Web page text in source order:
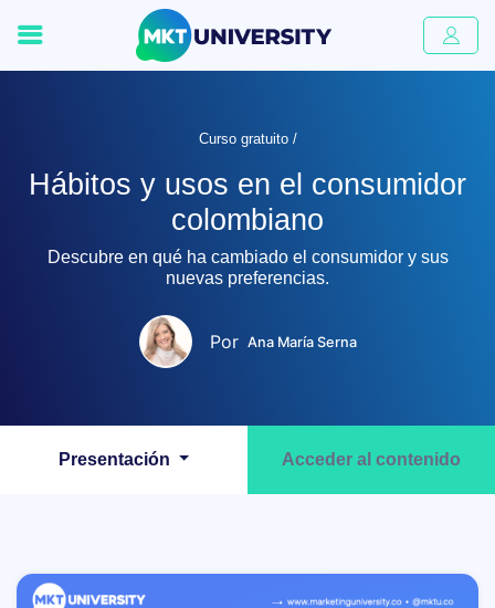
Curso gratuito /
Hábitos y usos en el consumidor
colombiano
Descubre en qué ha cambiado el consumidor y sus
nuevas preferencias.
Por Ana María Serna
Presentación Acceder al contenido